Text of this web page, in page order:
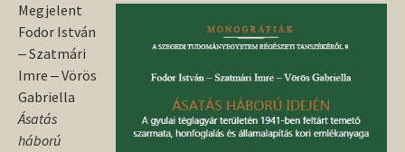
Megjelent
Fodor István
‒ Szatmári
Imre ‒ Vörös
Gabriella
Ásatás
háború